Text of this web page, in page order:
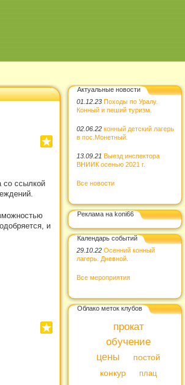
со ссылкой
и
Актуальные новости
01.12.23 Походы по Уралу.
Конный и пеший туризм.
02.06.22 конный детский лагерь
в пос.Монетный.
13.09.21 Выезд инспектора
ВНИИК осенью 2021 г.
Все новости
Реклама на koni66
Календарь событий
29.10.22 Осенний конный
лагерь. Дневной.
Все мероприятия
Облако меток клубов
прокат
обучение
цены
постой
конкур
плац